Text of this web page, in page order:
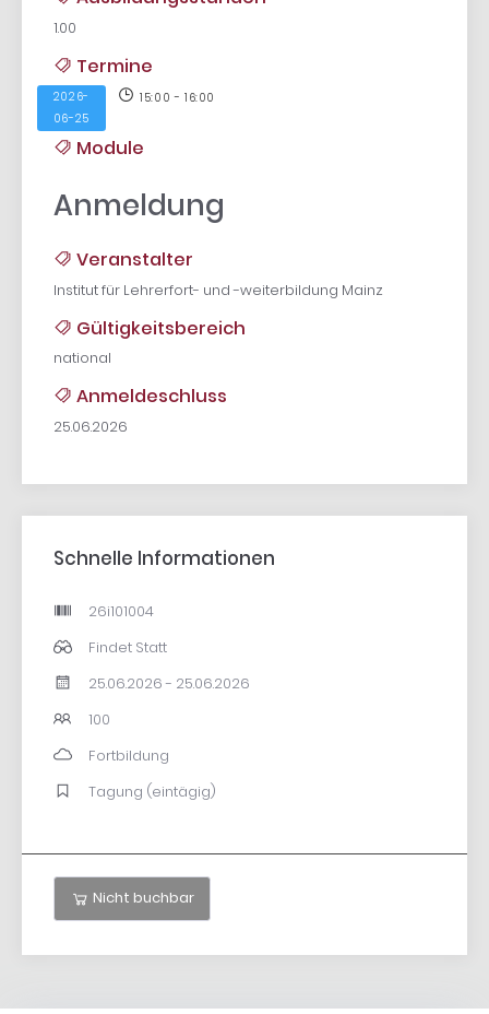
1.00
Termine
2026-
06-25
15:00 - 16:00
Module
Anmeldung
Veranstalter
Institut für Lehrerfort- und -weiterbildung Mainz
Gültigkeitsbereich
national
Anmeldeschluss
25.06.2026
Schnelle Informationen
26i101004
Findet Statt
25.06.2026 - 25.06.2026
100
Fortbildung
Tagung (eintägig)
Nicht buchbar